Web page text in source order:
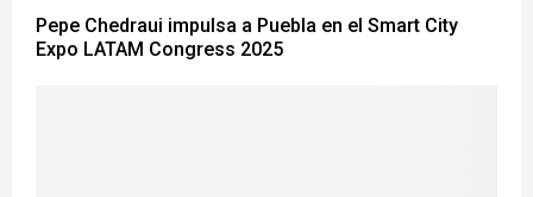
Pepe Chedraui impulsa a Puebla en el Smart City
Expo LATAM Congress 2025